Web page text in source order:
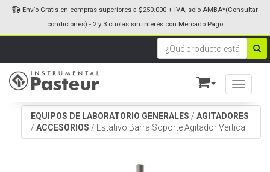
Toggle
Envío Gratis en compras superiores a $250.000 + IVA, solo AMBA*(Consultar
condiciones) - 2 y 3 cuotas sin interés con Mercado Pago
EQUIPOS DE LABORATORIO GENERALES / AGITADORES
/ ACCESORIOS / Estativo Barra Soporte Agitador Vertical